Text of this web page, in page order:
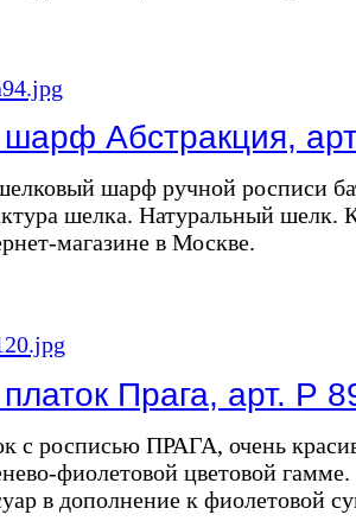
Абстракция,
шарф ручной росписи
шелка. Натуральный шелк.
магазине в Москве.
Прага, арт. Р
с росписью ПРАГА, очень
фиолетовой цветовой
в дополнение к фиолетовой